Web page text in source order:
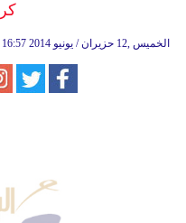
16:57 2014 الخميس ,12 حزيران / يونيو